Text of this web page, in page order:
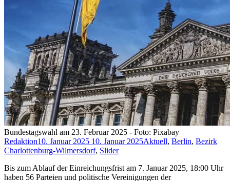
Bundestagswahl am 23. Februar 2025 - Foto: Pixabay
Redaktion10. Januar 2025 10. Januar 2025Aktuell, Berlin, Bezirk
Charlottenburg-Wilmersdorf, Slider
Bis zum Ablauf der Einreichungsfrist am 7. Januar 2025, 18:00 Uhr
haben 56 Parteien und politische Vereinigungen der